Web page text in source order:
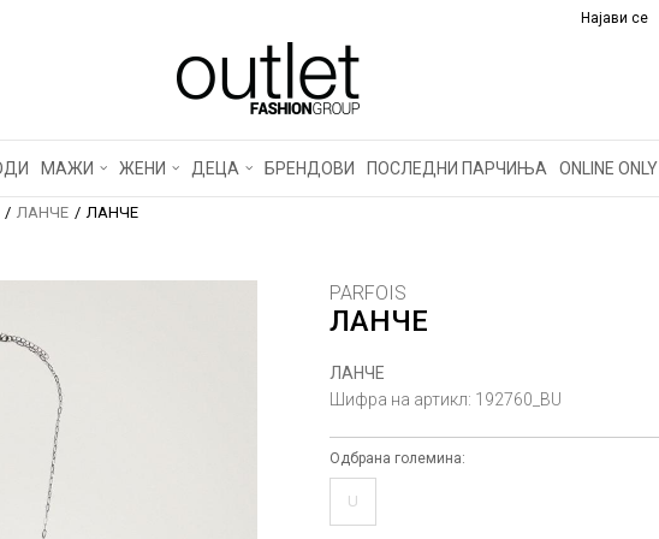
Најави се
МАЖИ ЖЕНИ ДЕЦА БРЕНДОВИ ПОСЛЕДНИ ПАРЧИЊА ONLINE ONLY
ЛАНЧЕ ЛАНЧЕ
PARFOIS
ЛАНЧЕ
ЛАНЧЕ
Шифра на артикл: 192760_BU
Одбрана големина:
U